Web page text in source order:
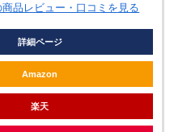
品レビュー・口コミを見る
詳細ページ
Amazon
楽天